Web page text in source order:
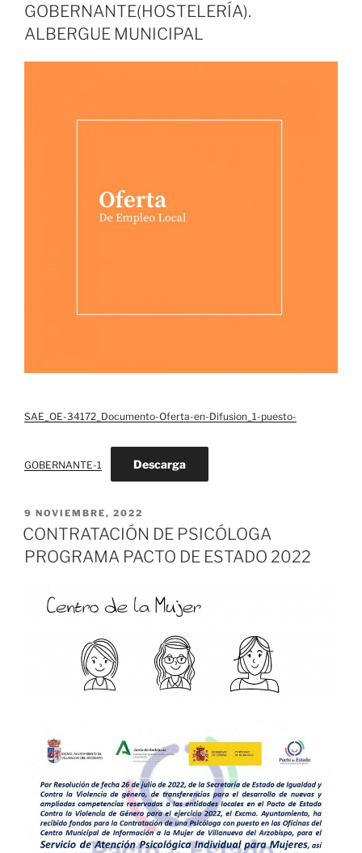
GOBERNANTE(HOSTELERÍA).
ALBERGUE MUNICIPAL
SAE_OE-34172_Documento-Oferta-en-Difusion_1-puesto-
GOBERNANTE-1 Descarga
PUBLICADO
EL
9 NOVIEMBRE, 2022
CONTRATACIÓN DE PSICÓLOGA
PROGRAMA PACTO DE ESTADO 2022